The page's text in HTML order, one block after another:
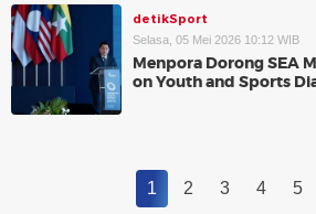
detikSport
Selasa, 05 Mei 2026 10:12 WIB
Menpora Dorong SEA
on Youth and Sports
1 2 3 4 5